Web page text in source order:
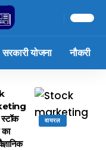
सरकारी योजना नौकरी
वायरल